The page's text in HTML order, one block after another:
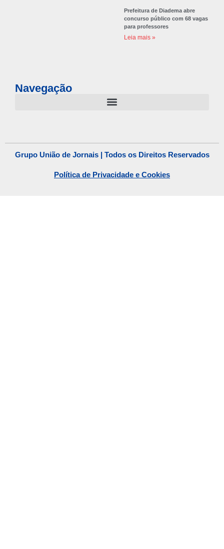
Prefeitura de Diadema abre
concurso público com 68 vagas
para professores
Leia mais »
Navegação
Grupo União de Jornais | Todos os Direitos Reservados
Política de Privacidade e Cookies